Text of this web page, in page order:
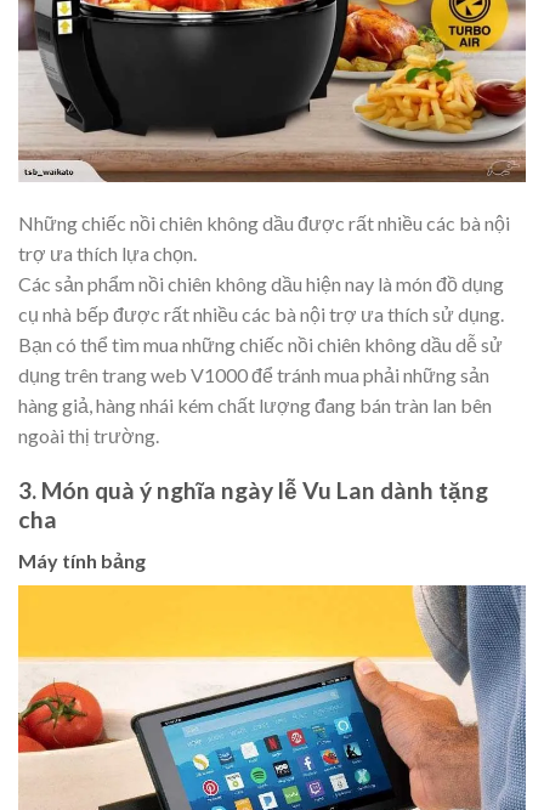
Những chiếc nồi chiên không dầu được rất nhiều các bà nội
trợ ưa thích lựa chọn.
Các sản phẩm nồi chiên không dầu hiện nay là món đồ dụng
cụ nhà bếp được rất nhiều các bà nội trợ ưa thích sử dụng.
Bạn có thể tìm mua những chiếc nồi chiên không dầu dễ sử
dụng trên trang web V1000 để tránh mua phải những sản
hàng giả, hàng nhái kém chất lượng đang bán tràn lan bên
ngoài thị trường.
3. Món quà ý nghĩa ngày lễ Vu Lan dành tặng
cha
Máy tính bảng